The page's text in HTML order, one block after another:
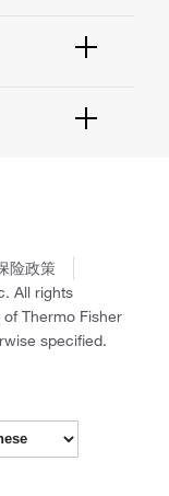
险政策
All rights
Thermo Fisher
specified.